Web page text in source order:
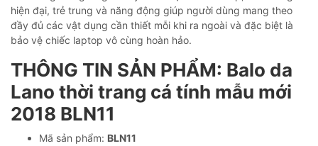
hiện đại, trẻ trung và năng động giúp người dùng mang theo
đầy đủ các vật dụng cần thiết mỗi khi ra ngoài và đặc biệt là
bảo vệ chiếc laptop vô cùng hoàn hảo.
THÔNG TIN SẢN PHẨM: Balo da
Lano thời trang cá tính mẫu mới
2018 BLN11
Mã sản phẩm: BLN11